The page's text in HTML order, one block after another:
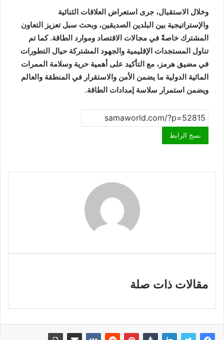
وخلال الاستقبال، جرى استعراض العلاقات الثنائية
والإستراتيجية بين البلدين الصديقين، وبحث سبل تعزيز التعاون
المشترك خاصةً في مجالات الاقتصاد وموارد الطاقة. كما تم
تناول المستجدات الإقليمية والجهود المشتركة حيال التطورات
في مضيق هرمز، مع التأكيد على أهمية حرية وسلامة الممرات
المائية الدولية ما يضمن الأمن والاستقرار في المنطقة والعالم
ويضمن استمرار سلاسة إمدادات الطاقة.
نسخ الرابط
مقالات ذات صلة